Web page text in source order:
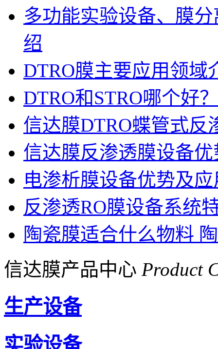
多功能实验设备、膜
绍
DTRO膜主要应用领域
DTRO和STRO哪个好
信达膜DTRO蝶管式反
信达膜反渗透膜设备
电渗析膜设备优势及
反渗透RO膜设备系统
陶瓷膜适合什么物料
信达膜产品中心 Product
生产设备